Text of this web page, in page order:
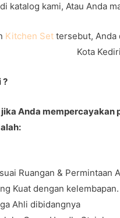
katalog kami, Atau Anda
Kitchen Settersebut, Anda
Kota
?
Anda mempercayakan
Ruangan & Permintaan
Kuat dengan kelembapan.
Ahli dibidangnya